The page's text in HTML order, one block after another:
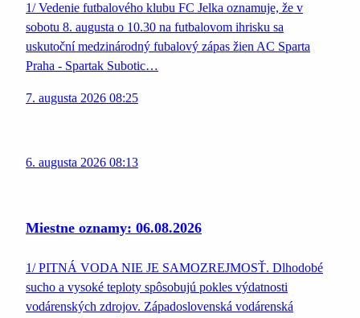
1/ Vedenie futbalového klubu FC Jelka oznamuje, že v
sobotu 8. augusta o 10.30 na futbalovom ihrisku sa
uskutoční medzinárodný fubalový zápas žien AC Sparta
Praha - Spartak Subotic…
7. augusta 2026 08:25
6. augusta 2026 08:13
Miestne oznamy: 06.08.2026
1/ PITNÁ VODA NIE JE SAMOZREJMOSŤ. Dlhodobé
sucho a vysoké teploty spôsobujú pokles výdatnosti
vodárenských zdrojov. Západoslovenská vodárenská